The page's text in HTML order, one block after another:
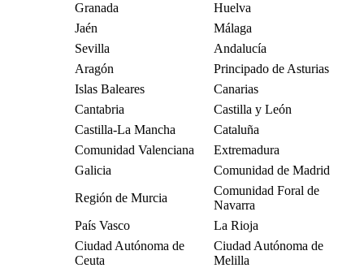
Granada
Huelva
Jaén
Málaga
Sevilla
Andalucía
Aragón
Principado de Asturias
Islas Baleares
Canarias
Cantabria
Castilla y León
Castilla-La Mancha
Cataluña
Comunidad Valenciana
Extremadura
Galicia
Comunidad de Madrid
Región de Murcia
Comunidad Foral de
Navarra
País Vasco
La Rioja
Ciudad Autónoma de
Ceuta
Ciudad Autónoma de
Melilla